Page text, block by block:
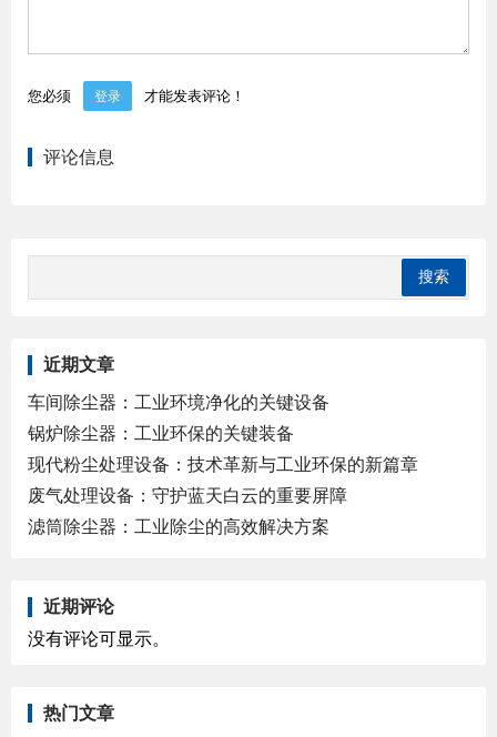
您必须 登录 才能发表评论！
评论信息
近期文章
车间除尘器：工业环境净化的关键设备
锅炉除尘器：工业环保的关键装备
现代粉尘处理设备：技术革新与工业环保的新篇章
废气处理设备：守护蓝天白云的重要屏障
滤筒除尘器：工业除尘的高效解决方案
近期评论
没有评论可显示。
热门文章